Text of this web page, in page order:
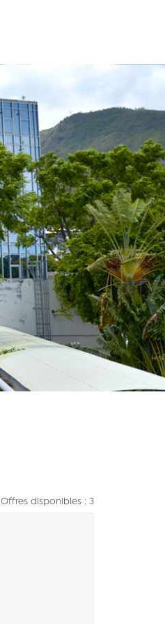
Offres disponibles : 3